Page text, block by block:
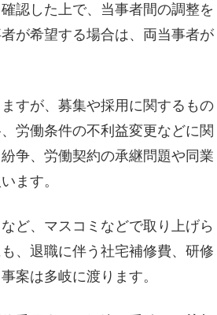
認した上で、当事者間の調整を
が希望する場合は、両当事者が
すが、募集や採用に関するもの
労働条件の不利益変更などに関
争、労働契約の承継問題や同業
ます。
ど、マスコミなどで取り上げら
、退職に伴う社宅補修費、研修
案は多岐に渡ります。